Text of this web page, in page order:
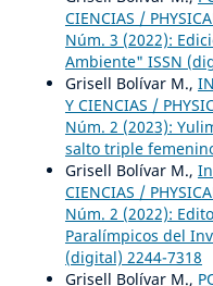
CIENCIAS /
Núm. 3 (2022):
Ambiente" ISSN
Grisell Bolívar M.,
Y CIENCIAS /
Núm. 2 (2023):
salto triple
Grisell Bolívar M.,
CIENCIAS /
Núm. 2 (2022):
Paralímpicos del
(digital) 2244-7318
Grisell Bolívar M.,